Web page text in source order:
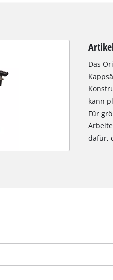
Das
kann
Für
dafür,